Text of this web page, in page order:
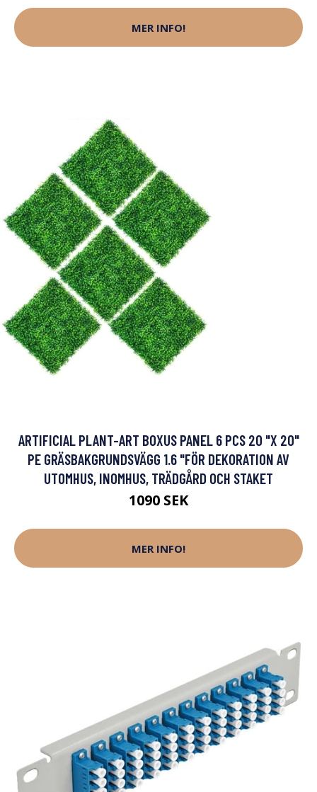
MER INFO!
ARTIFICIAL PLANT-ART BOXUS PANEL 6 PCS 20 "X 20"
PE GRÄSBAKGRUNDSVÄGG 1.6 "FÖR DEKORATION AV
UTOMHUS, INOMHUS, TRÄDGÅRD OCH STAKET
1090 SEK
MER INFO!